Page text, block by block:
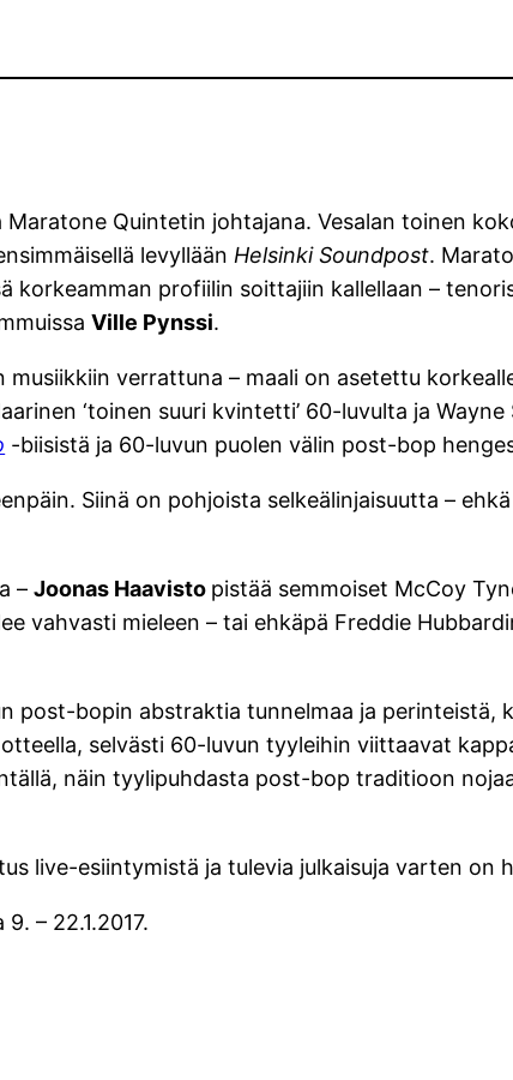
Quintetin johtajana. Vesalan toinen
levyllään Helsinki Soundpost.
korkeamman profiilin soittajiin kallellaan –
Ville Pynssi.
verrattuna – maali on asetettu
‘toinen suuri kvintetti’ 60-luvulta ja
-biisistä ja 60-luvun puolen välin post-bop
Siinä on pohjoista selkeälinjaisuutta –
–Joonas Haavisto pistää semmoiset McCoy
vahvasti mieleen – tai ehkäpä Freddie
post-bopin abstraktia tunnelmaa ja perinteistä,
selvästi 60-luvun tyyleihin viittaavat
näin tyylipuhdasta post-bop traditioon
live-esiintymistä ja tulevia julkaisuja varten on
– 22.1.2017.